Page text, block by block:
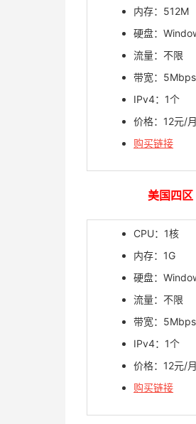
内存：512M
硬盘：
流量：不限
带宽：5Mbps
IPv4：1个
价格：12元/月
购买链接
美国四区
CPU：1核
内存：1G
硬盘：
流量：不限
带宽：5Mbps
IPv4：1个
价格：12元/月
购买链接